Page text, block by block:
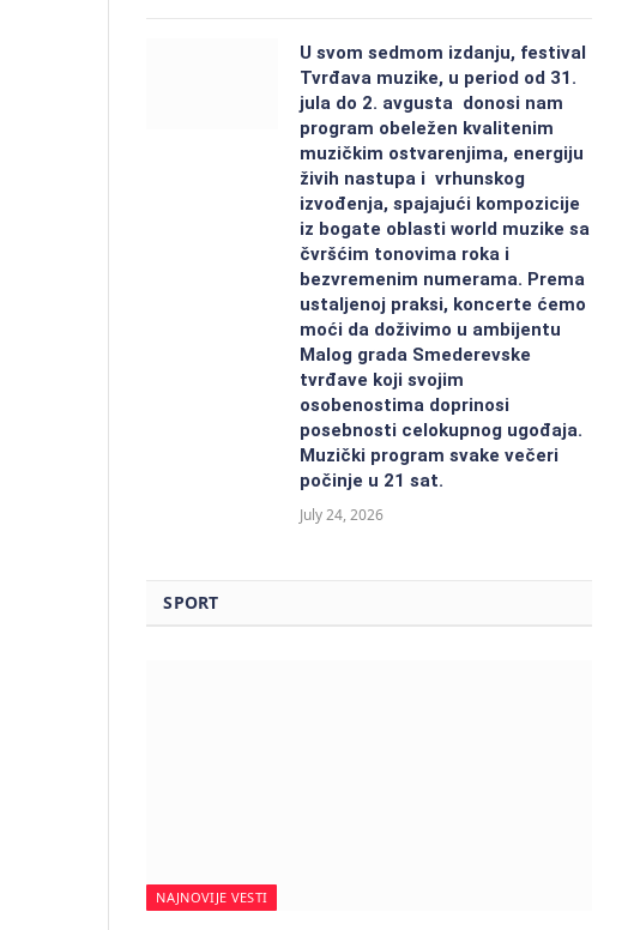
U svom sedmom izdanju, festival
Tvrđava muzike, u period od 31.
jula do 2. avgusta donosi nam
program obeležen kvalitenim
muzičkim ostvarenjima, energiju
živih nastupa i vrhunskog
izvođenja, spajajući kompozicije
iz bogate oblasti world muzike sa
čvršćim tonovima roka i
bezvremenim numerama. Prema
ustaljenoj praksi, koncerte ćemo
moći da doživimo u ambijentu
Malog grada Smederevske
tvrđave koji svojim
osobenostima doprinosi
posebnosti celokupnog ugođaja.
Muzički program svake večeri
počinje u 21 sat.
July 24, 2026
SPORT
NAJNOVIJE VESTI